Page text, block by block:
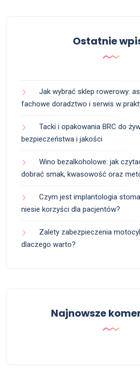
Ostatnie
Jak wybrać sklep rowerowy:
fachowe doradztwo i serwis w
Tacki i opakowania BRC do
bezpieczeństwa i jakości
Wino bezalkoholowe: jak
dobrać smak, kwasowość oraz
Czym jest implantologia
niesie korzyści dla pacjentów?
Zalety zabezpieczenia
dlaczego warto?
Najnowsze